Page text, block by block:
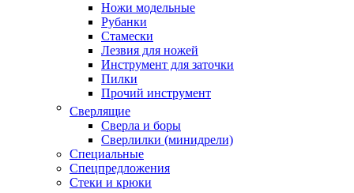
Ножи модельные
Рубанки
Стамески
Лезвия для ножей
Инструмент для заточки
Пилки
Прочий инструмент
Сверлящие
Сверла и боры
Сверлилки (минидрели)
Специальные
Спецпредложения
Стеки и крюки